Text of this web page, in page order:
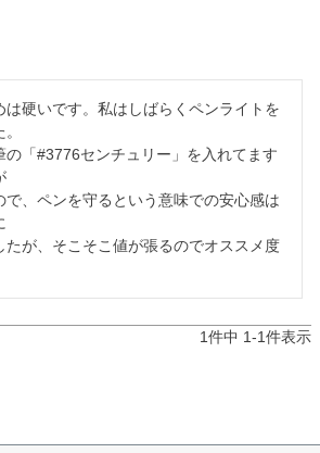
は硬いです。私はしばらくペンライトを
の「#3776センチュリー」を入れてます
で、ペンを守るという意味での安心感は
たが、そこそこ値が張るのでオススメ度
1件中 1-1件表示